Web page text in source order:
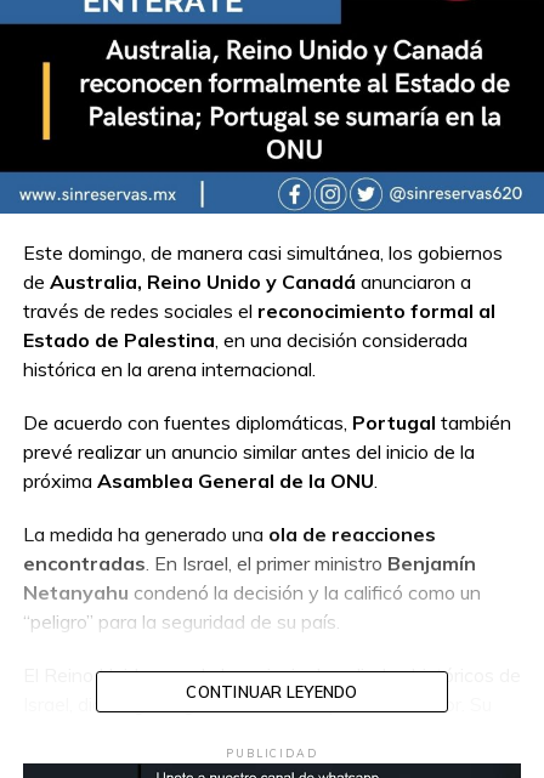
Este domingo, de manera casi simultánea, los gobiernos
de Australia, Reino Unido y Canadá anunciaron a
través de redes sociales el reconocimiento formal al
Estado de Palestina, en una decisión considerada
histórica en la arena internacional.
De acuerdo con fuentes diplomáticas, Portugal también
prevé realizar un anuncio similar antes del inicio de la
próxima Asamblea General de la ONU.
La medida ha generado una ola de reacciones
encontradas. En Israel, el primer ministro Benjamín
Netanyahu condenó la decisión y la calificó como un
“peligro” para la seguridad de su país.
El Reino Unido, uno de los principales aliados históricos de
Israel, dio un giro significativo en su política exterior. Su
que el reconocimiento buscaapoyar la paz y la
CONTINUAR LEYENDO
PUBLICIDAD